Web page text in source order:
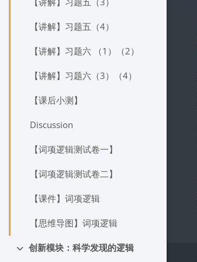
【讲解】习题五（4）
【讲解】习题六 （1）（2）
【讲解】习题六（3）（4）
【课后小测】
Discussion
【词项逻辑测试卷一】
【词项逻辑测试卷二】
【课件】词项逻辑
【思维导图】词项逻辑
Свернуть
创新模块：科学发现的逻辑